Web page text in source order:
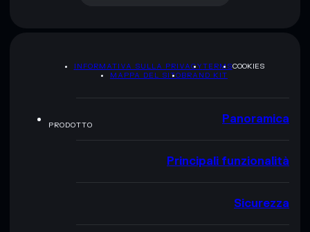
INFORMATIVA SULLA PRIVACYTERMSCOOKIES
MAPPA DEL SITOBRAND KIT
PRODOTTO Panoramica
Principali funzionalità
Sicurezza